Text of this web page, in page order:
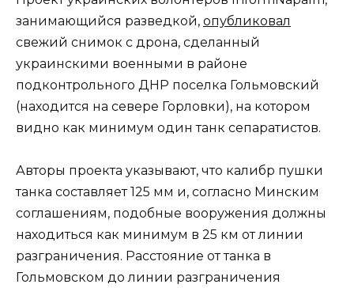
занимающийся разведкой, опубликовал
свежий снимок с дрона, сделанный
украинскими военными в районе
подконтрольного ДНР поселка Гольмовский
(находится на севере Горловки), на котором
видно как минимум один танк сепаратистов.
Авторы проекта указывают, что калибр пушки
танка составляет 125 мм и, согласно Минским
соглашениям, подобные вооружения должны
находиться как минимум в 25 км от линии
разграничения. Расстояние от танка в
Гольмовском до линии разграничения